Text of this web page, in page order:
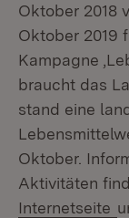
Oktober 2018
Oktober 2019
Kampagne
braucht das
stand eine
Oktober.
Aktivitäten
Internetseite